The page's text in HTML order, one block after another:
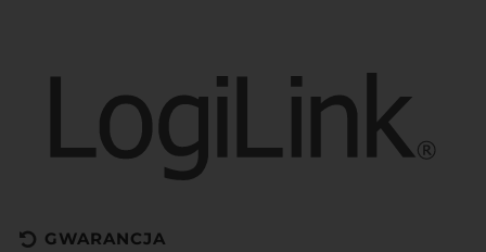
GWARANCJA